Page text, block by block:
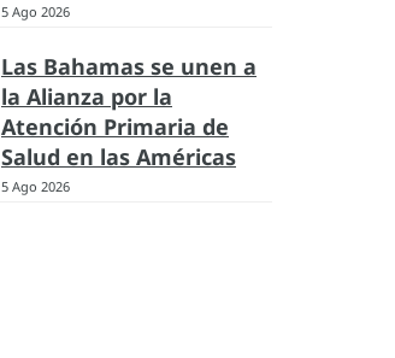
5 Ago 2026
Las Bahamas se unen a
la Alianza por la
Atención Primaria de
Salud en las Américas
5 Ago 2026